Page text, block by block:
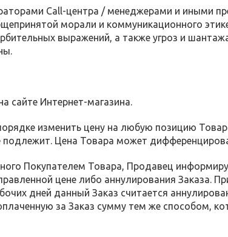
Call-центра / менеджерами и иными
морали и коммуникационного
выражений, а также угроз и
сайте Интернет-магазина.
изменить цену на любую позицию
Цена Товара может
Покупателем Товара, Продавец
цене либо аннулирования Заказа.
дней данный Заказ считается
за Заказ сумму тем же способом,